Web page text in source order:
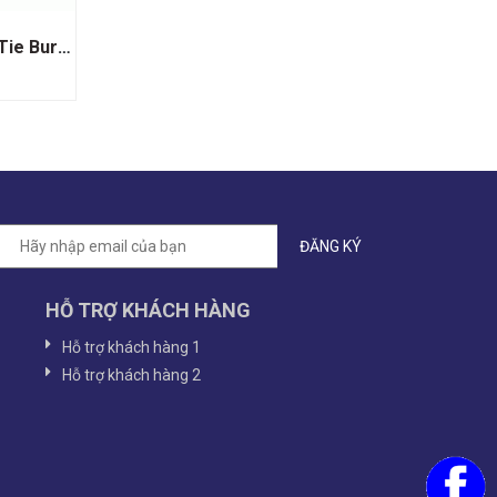
Ly Riedel Sommeliers Black Tie Burgundy Grand Cru
HỖ TRỢ KHÁCH HÀNG
Hỗ trợ khách hàng 1
Hỗ trợ khách hàng 2